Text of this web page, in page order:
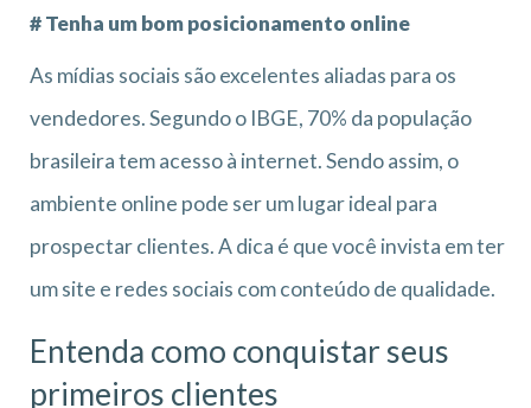
# Tenha um bom posicionamento online
As mídias sociais são excelentes aliadas para os
vendedores. Segundo o IBGE, 70% da população
brasileira tem acesso à internet. Sendo assim, o
ambiente online pode ser um lugar ideal para
prospectar clientes. A dica é que você invista em ter
um site e redes sociais com conteúdo de qualidade.
Entenda como conquistar seus
primeiros clientes